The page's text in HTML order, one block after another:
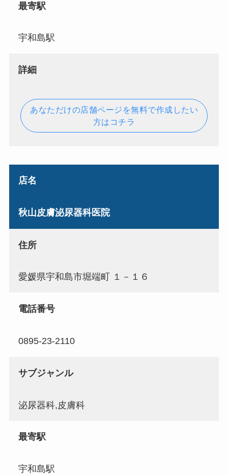
最寄駅
宇和島駅
詳細
あなただけの店舗ページを無料で作成したい
方はコチラ
店名
秋山皮膚泌尿器科医院
住所
愛媛県宇和島市堀端町 １－１６
電話番号
0895-23-2110
サブジャンル
泌尿器科,皮膚科
最寄駅
宇和島駅